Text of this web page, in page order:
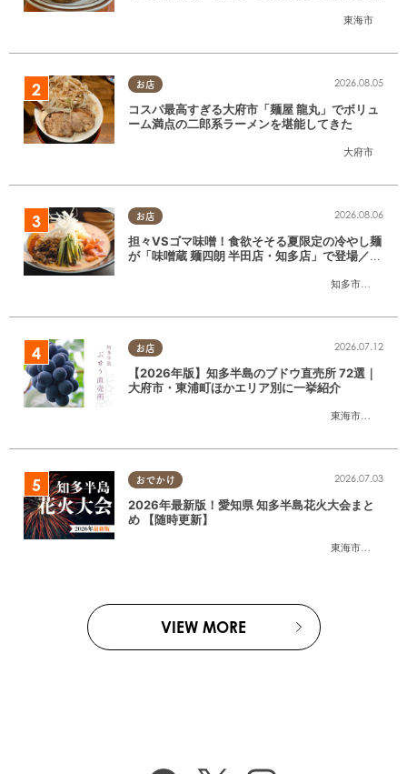
東海市
お店
大府市
2026.08.05
コスパ最高すぎる大府市「麺屋 龍丸」でボリュ
ーム満点の二郎系ラーメンを堪能してきた
お店
知多市半田市
2026.08.06
担々VSゴマ味噌！食欲そそる夏限定の冷やし麺
が「味噌蔵 麺四朗 半田店・知多店」で登場／ち
お店
東海市大府市
2026.07.12
【2026年版】知多半島のブドウ直売所 72選｜
大府市・東浦町ほかエリア別に一挙紹介
おでかけ
東海市大府市
2026.07.03
2026年最新版！愛知県 知多半島花火大会まと
め 【随時更新】
VIEW MORE